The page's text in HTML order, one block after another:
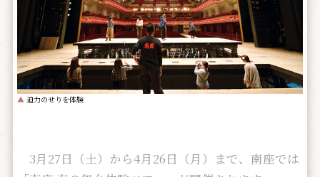
▲迫力のせりを体験
3月27日（土）から4月26日（月）まで、南座では